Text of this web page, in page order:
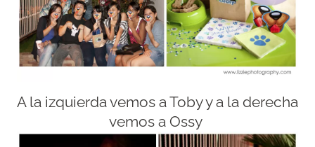
A la izquierda vemos a Toby y a la derecha
vemos a Ossy